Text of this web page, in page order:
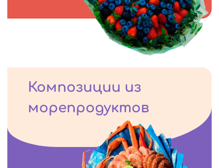
Композиции из
морепродуктов